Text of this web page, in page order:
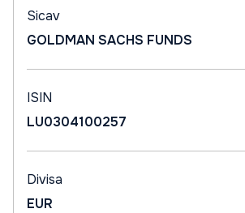
Sicav
GOLDMAN SACHS FUNDS
ISIN
LU0304100257
Divisa
EUR